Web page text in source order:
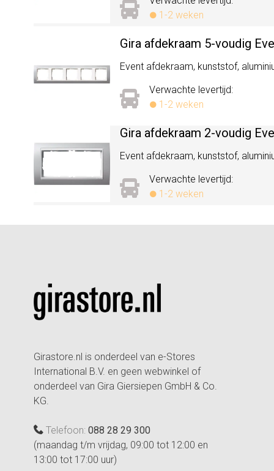
1-2 weken
Gira afdekraam 5-voudig
Event afdekraam, kunststof,
Verwachte levertijd:
1-2 weken
Gira afdekraam 2-voudig
Event afdekraam, kunststof,
Verwachte levertijd:
1-2 weken
Girastore.nl is onderdeel van e-Stores
International B.V. en geen webwinkel of
onderdeel van Gira Giersiepen GmbH & Co.
KG.
Telefoon: 088 28 29 300
(maandag t/m vrijdag, 09:00 tot 12:00 en
13:00 tot 17:00 uur)